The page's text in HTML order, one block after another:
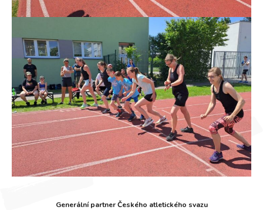
Generální partner Českého atletického svazu